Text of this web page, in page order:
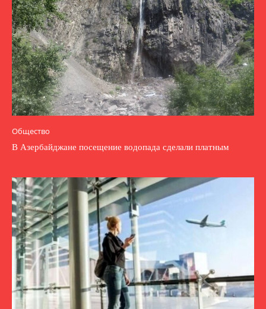
Общество
В Азербайджане посещение водопада сделали платным